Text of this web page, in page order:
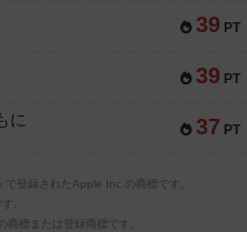
39 PT
39 PT
37 PT
に
登録されたApple Inc.の商標です。
。
標または登録商標です。